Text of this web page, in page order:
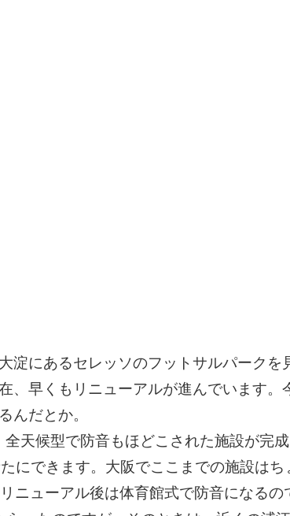
にあるセレッソのフットサルパークを
早くもリニューアルが進んでいます
んだとか。
天候型で防音もほどこされた施設が完
できます。大阪でここまでの施設はち
ューアル後は体育館式で防音になるの